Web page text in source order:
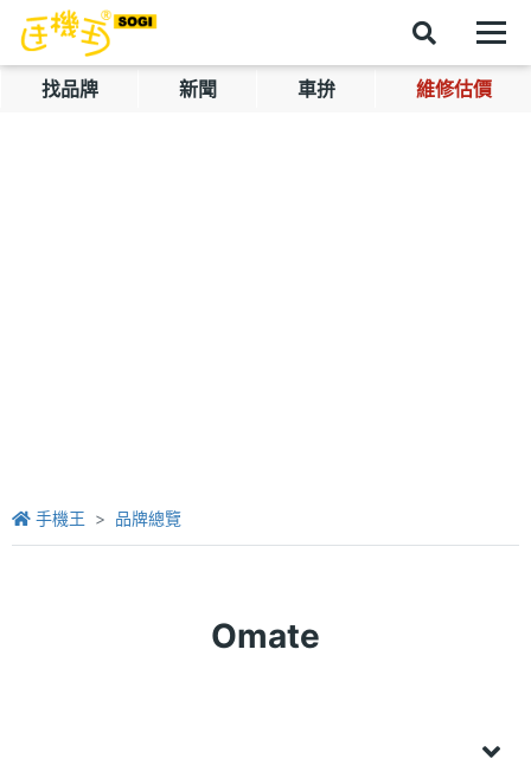
找品牌 新聞 車拚 維修估價
手機王 品牌總覽
Omate